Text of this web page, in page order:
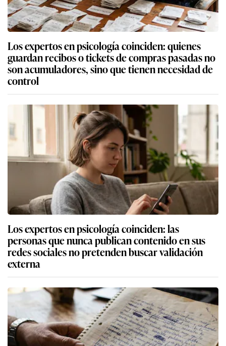
Los expertos en psicología coinciden: quienes
guardan recibos o tickets de compras pasadas no
son acumuladores, sino que tienen necesidad de
control
Los expertos en psicología coinciden: las
personas que nunca publican contenido en sus
redes sociales no pretenden buscar validación
externa